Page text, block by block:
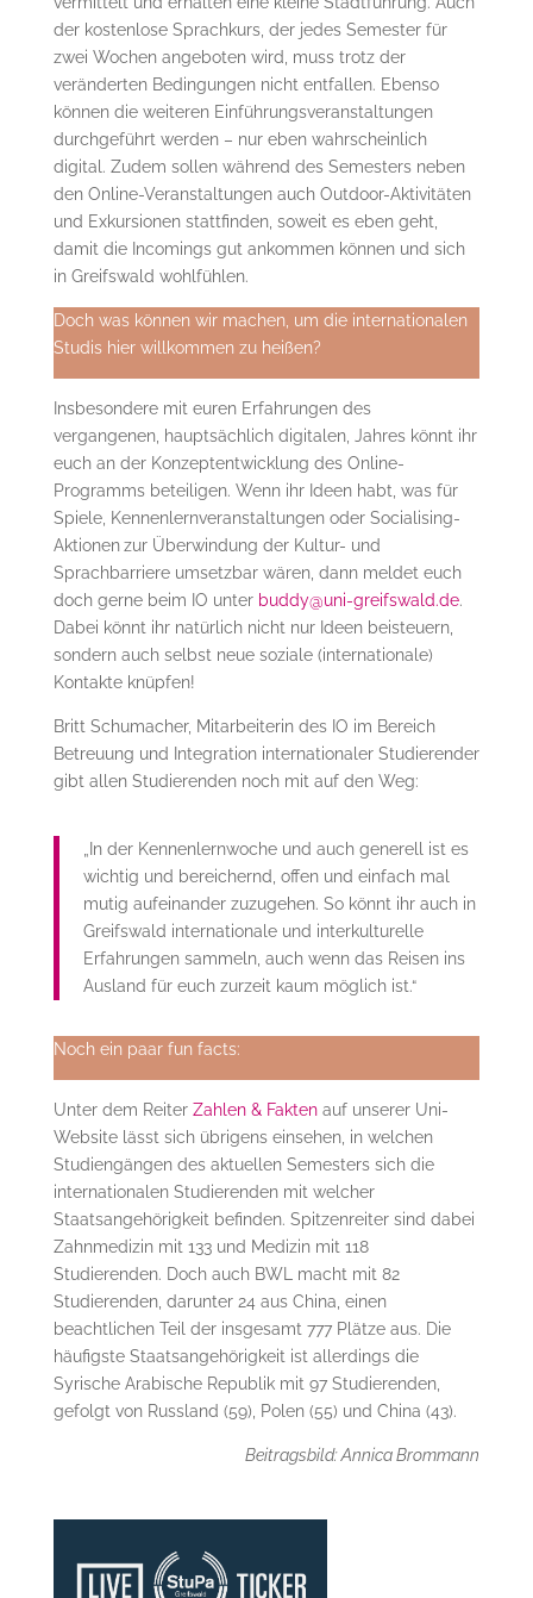
der kostenlose Sprachkurs, der jedes Semester für
zwei Wochen angeboten wird, muss trotz der
veränderten Bedingungen nicht entfallen. Ebenso
können die weiteren Einführungsveranstaltungen
durchgeführt werden – nur eben wahrscheinlich
digital. Zudem sollen während des Semesters neben
den Online-Veranstaltungen auch Outdoor-Aktivitäten
und Exkursionen stattfinden, soweit es eben geht,
damit die Incomings gut ankommen können und sich
in Greifswald wohlfühlen.
Doch was können wir machen, um die internationalen
Studis hier willkommen zu heißen?
Insbesondere mit euren Erfahrungen des
vergangenen, hauptsächlich digitalen, Jahres könnt ihr
euch an der Konzeptentwicklung des Online-
Programms beteiligen. Wenn ihr Ideen habt, was für
Spiele, Kennenlernveranstaltungen oder Socialising-
Aktionen zur Überwindung der Kultur- und
Sprachbarriere umsetzbar wären, dann meldet euch
doch gerne beim IO unter buddy@uni-greifswald.de.
Dabei könnt ihr natürlich nicht nur Ideen beisteuern,
sondern auch selbst neue soziale (internationale)
Kontakte knüpfen!
Britt Schumacher, Mitarbeiterin des IO im Bereich
Betreuung und Integration internationaler Studierender
gibt allen Studierenden noch mit auf den Weg:
„In der Kennenlernwoche und auch generell ist es
wichtig und bereichernd, offen und einfach mal
mutig aufeinander zuzugehen. So könnt ihr auch in
Greifswald internationale und interkulturelle
Erfahrungen sammeln, auch wenn das Reisen ins
Ausland für euch zurzeit kaum möglich ist.“
Noch ein paar fun facts:
Unter dem Reiter Zahlen & Faktenauf unserer Uni-
Website lässt sich übrigens einsehen, in welchen
Studiengängen des aktuellen Semesters sich die
internationalen Studierenden mit welcher
Staatsangehörigkeit befinden. Spitzenreiter sind dabei
Zahnmedizin mit 133 und Medizin mit 118
Studierenden. Doch auch BWL macht mit 82
Studierenden, darunter 24 aus China, einen
beachtlichen Teil der insgesamt 777 Plätze aus. Die
häufigste Staatsangehörigkeit ist allerdings die
Syrische Arabische Republik mit 97 Studierenden,
gefolgt von Russland (59), Polen (55) und China (43).
Beitragsbild: Annica Brommann